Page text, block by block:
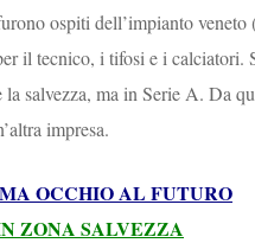
ospiti dell’impianto veneto
il tecnico, i tifosi e i calciatori.
la salvezza, ma in Serie A. Da
impresa.
OCCHIO AL FUTURO
ZONA SALVEZZA